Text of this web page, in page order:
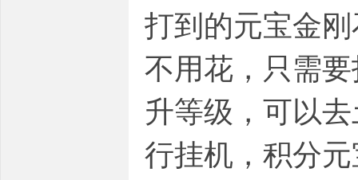
打到的元宝金
不用花，只需
升等级，可以
行挂机，积分